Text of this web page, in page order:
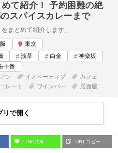
て紹介！ 予約困難の絶
スパイスカレーまで
まとめて紹介します。
東京
浅草 白金
神楽坂
十番
ン イノベーティブ
カフェ
レート ワインバー 居酒屋
リで開く
LINE共有 URLコピー